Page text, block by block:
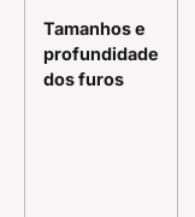
Tamanhos e
profundidade
dos furos